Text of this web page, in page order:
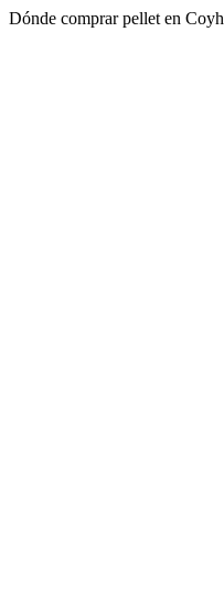
Dónde comprar pellet en